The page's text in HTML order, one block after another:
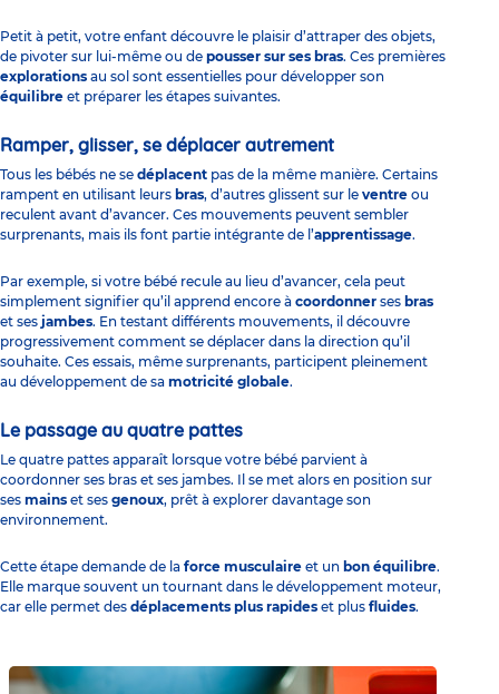
Petit à petit, votre enfant découvre le plaisir d’attraper des objets,
de pivoter sur lui-même ou de pousser sur ses bras. Ces premières
explorations au sol sont essentielles pour développer son
équilibre et préparer les étapes suivantes.
Ramper, glisser, se déplacer autrement
Tous les bébés ne se déplacent pas de la même manière. Certains
rampent en utilisant leurs bras, d’autres glissent sur le ventre ou
reculent avant d’avancer. Ces mouvements peuvent sembler
surprenants, mais ils font partie intégrante de l’apprentissage.
Par exemple, si votre bébé recule au lieu d’avancer, cela peut
simplement signifier qu’il apprend encore à coordonner ses bras
et ses jambes. En testant différents mouvements, il découvre
progressivement comment se déplacer dans la direction qu’il
souhaite. Ces essais, même surprenants, participent pleinement
au développement de sa motricité globale.
Le passage au quatre pattes
Le quatre pattes apparaît lorsque votre bébé parvient à
coordonner ses bras et ses jambes. Il se met alors en position sur
ses mains et ses genoux, prêt à explorer davantage son
environnement.
Cette étape demande de la force musculaire et un bon équilibre.
Elle marque souvent un tournant dans le développement moteur,
car elle permet des déplacements plus rapides et plus fluides.